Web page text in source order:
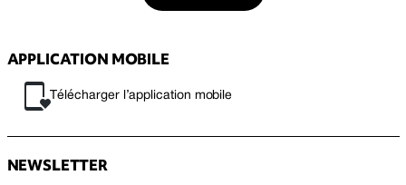
APPLICATION MOBILE
Télécharger l’application mobile
NEWSLETTER